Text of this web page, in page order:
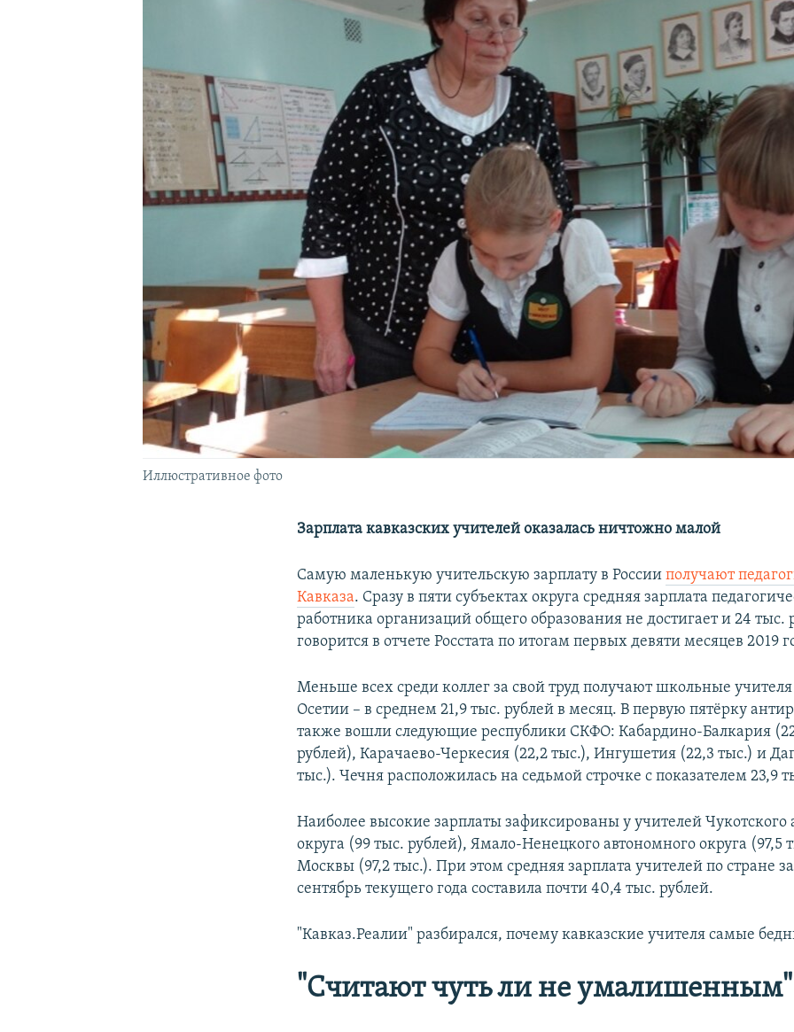
Иллюстративное фото
Зарплата кавказских учителей оказалась ничтожно малой
Самую маленькую учительскую зарплату в Россииполучают
Кавказа. Сразу в пяти субъектах округа средняя зарплата
работника организаций общего образования не достигает и 24 тыс.
говорится в отчете Росстата по итогам первых девяти месяцев 2019
Меньше всех среди коллег за свой труд получают школьные
Осетии – в среднем 21,9 тыс. рублей в месяц. В первую пятёрку
также вошли следующие республики СКФО: Кабардино-Балкария
рублей), Карачаево-Черкесия (22,2 тыс.), Ингушетия (22,3 тыс.) и
тыс.). Чечня расположилась на седьмой строчке с показателем 23,9
Наиболее высокие зарплаты зафиксированы у учителей Чукотского
округа (99 тыс. рублей), Ямало-Ненецкого автономного округа (97,5
Москвы (97,2 тыс.). При этом средняя зарплата учителей по стране
сентябрь текущего года составила почти 40,4 тыс. рублей.
"Кавказ.Реалии" разбирался, почему кавказские учителя самые
"Считают чуть ли не умалишенным"